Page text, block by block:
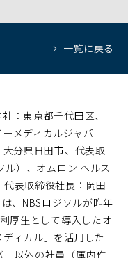
一覧に戻る
：東京都千代田区、
メディカルジャパ
分県日田市、代表取
ル）、オムロン ヘルス
表取締役社長：岡田
、NBSロジソルが昨年
厚生として導入したオ
ィカル」を活用した
以外の社員（庫内作